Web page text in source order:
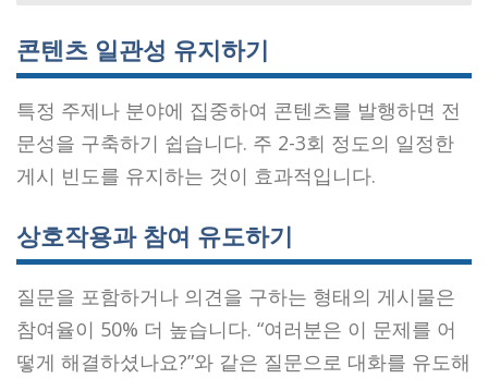
콘텐츠 일관성 유지하기
특정 주제나 분야에 집중하여 콘텐츠를 발행하면 전
문성을 구축하기 쉽습니다. 주 2-3회 정도의 일정한
게시 빈도를 유지하는 것이 효과적입니다.
상호작용과 참여 유도하기
질문을 포함하거나 의견을 구하는 형태의 게시물은
참여율이 50% 더 높습니다. “여러분은 이 문제를 어
떻게 해결하셨나요?”와 같은 질문으로 대화를 유도해